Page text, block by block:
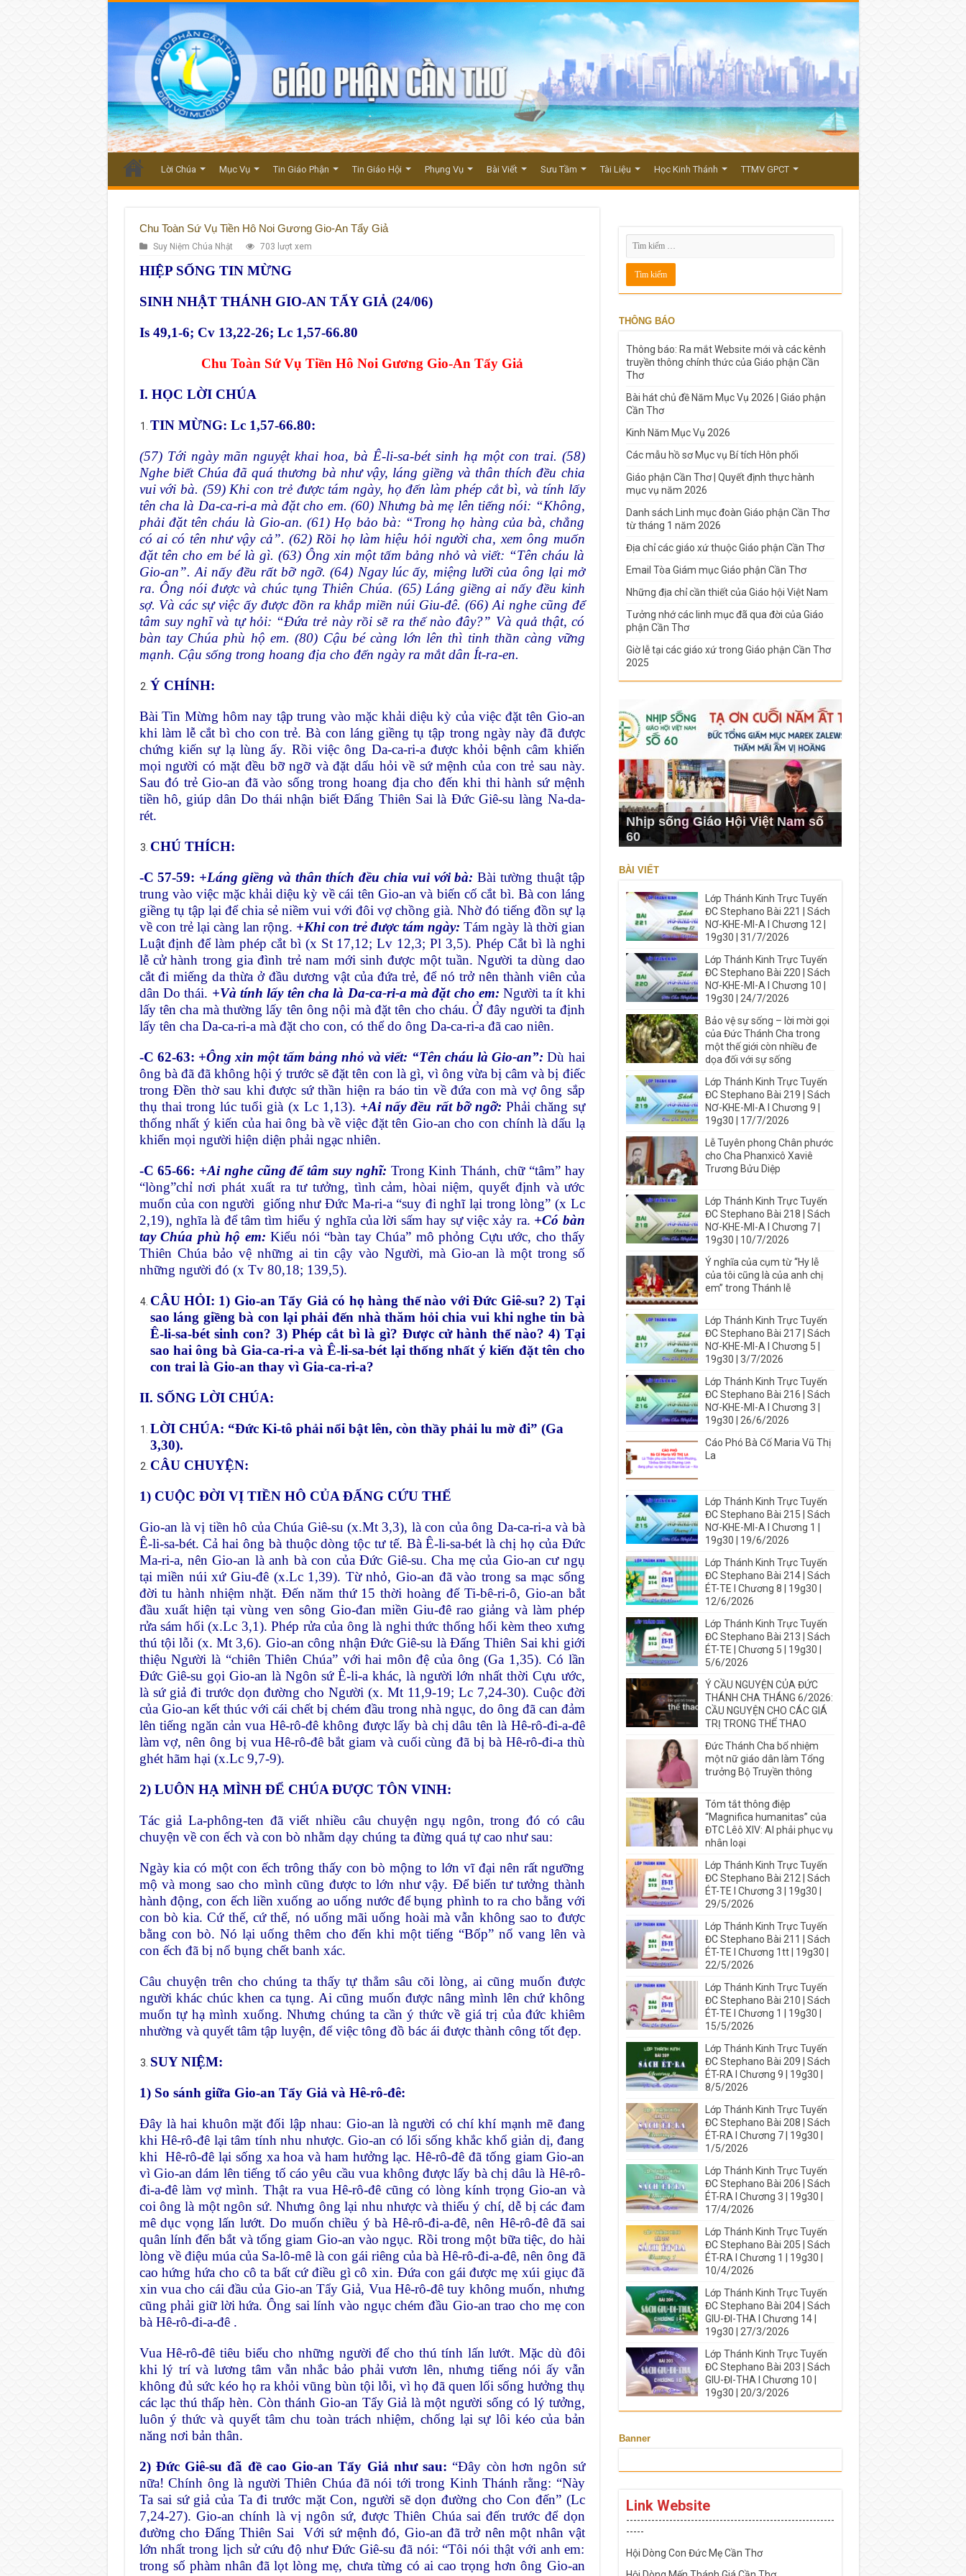
Lời Chúa Mục Vụ Tin Giáo Phận Tin Giáo Hội Phụng Vụ Bài Viết Sưu Tầm Tài Liệu Học Kinh Thánh TTMV GPCT
Chu Toàn Sứ Vụ Tiền Hô Noi Gương Gio-An Tẩy Giả
Suy Niệm Chúa Nhật 703 lượt xem
HIỆP SỐNG TIN MỪNG
SINH NHẬT THÁNH GIO-AN TẨY GIẢ (24/06)
Is 49,1-6; Cv 13,22-26; Lc 1,57-66.80
Chu Toàn Sứ Vụ Tiền Hô Noi Gương Gio-An Tẩy Giả
I. HỌC LỜI CHÚA
TIN MỪNG: Lc 1,57-66.80:
(57) Tới ngày mãn nguyệt khai hoa, bà Ê-li-sa-bét sinh hạ một con trai. (58)
Nghe biết Chúa đã quá thương bà như vậy, láng giềng và thân thích đều chia
vui với bà. (59) Khi con trẻ được tám ngày, họ đến làm phép cắt bì, và tính lấy
tên cha là Da-ca-ri-a mà đặt cho em. (60) Nhưng bà mẹ lên tiếng nói: “Không,
phải đặt tên cháu là Gio-an. (61) Họ bảo bà: “Trong họ hàng của bà, chẳng
có ai có tên như vậy cả”. (62) Rồi họ làm hiệu hỏi người cha, xem ông muốn
đặt tên cho em bé là gì. (63) Ông xin một tấm bảng nhỏ và viết: “Tên cháu là
Gio-an”. Ai nấy đều rất bỡ ngỡ. (64) Ngay lúc ấy, miệng lưỡi của ông lại mở
ra. Ông nói được và chúc tụng Thiên Chúa. (65) Láng giềng ai nấy đều kinh
sợ. Và các sự việc ấy được đồn ra khắp miền núi Giu-đê. (66) Ai nghe cũng để
tâm suy nghĩ và tự hỏi: “Đứa trẻ này rồi sẽ ra thế nào đây?” Và quả thật, có
bàn tay Chúa phù hộ em. (80) Cậu bé càng lớn lên thì tinh thần càng vững
mạnh. Cậu sống trong hoang địa cho đến ngày ra mắt dân Ít-ra-en.
Ý CHÍNH:
Bài Tin Mừng hôm nay tập trung vào mặc khải diệu kỳ của việc đặt tên Gio-an
khi làm lễ cắt bì cho con trẻ. Bà con láng giềng tụ tập trong ngày này đã được
chứng kiến sự lạ lùng ấy. Rồi việc ông Da-ca-ri-a được khỏi bệnh câm khiến
mọi người có mặt đều bỡ ngỡ và đặt dấu hỏi về sứ mệnh của con trẻ sau này.
Sau đó trẻ Gio-an đã vào sống trong hoang địa cho đến khi thi hành sứ mệnh
tiền hô, giúp dân Do thái nhận biết Đấng Thiên Sai là Đức Giê-su làng Na-da-
rét.
CHÚ THÍCH:
-C 57-59: +Láng giềng và thân thích đều chia vui với bà: Bài tường thuật tập
trung vào việc mặc khải diệu kỳ về cái tên Gio-an và biến cố cắt bì. Bà con láng
giềng tụ tập lại để chia sẻ niềm vui với đôi vợ chồng già. Nhờ đó tiếng đồn sự lạ
về con trẻ lại càng lan rộng. +Khi con trẻ được tám ngày: Tám ngày là thời gian
Luật định để làm phép cắt bì (x St 17,12; Lv 12,3; Pl 3,5). Phép Cắt bì là nghi
lễ cử hành trong gia đình trẻ nam mới sinh được một tuần. Người ta dùng dao
cắt đi miếng da thừa ở đầu dương vật của đứa trẻ, để nó trở nên thành viên của
dân Do thái. +Và tính lấy tên cha là Da-ca-ri-a mà đặt cho em: Người ta ít khi
lấy tên cha mà thường lấy tên ông nội mà đặt tên cho cháu. Ở đây người ta định
lấy tên cha Da-ca-ri-a mà đặt cho con, có thể do ông Da-ca-ri-a đã cao niên.
-C 62-63: +Ông xin một tấm bảng nhỏ và viết: “Tên cháu là Gio-an”: Dù hai
ông bà đã đã không hội ý trước sẽ đặt tên con là gì, vì ông vừa bị câm và bị điếc
trong Đền thờ sau khi được sứ thần hiện ra báo tin về đứa con mà vợ ông sắp
thụ thai trong lúc tuổi già (x Lc 1,13). +Ai nấy đều rất bỡ ngỡ: Phải chăng sự
thống nhất ý kiến của hai ông bà về việc đặt tên Gio-an cho con chính là dấu lạ
khiến mọi người hiện diện phải ngạc nhiên.
-C 65-66: +Ai nghe cũng để tâm suy nghĩ: Trong Kinh Thánh, chữ “tâm” hay
“lòng”chỉ nơi phát xuất ra tư tưởng, tình cảm, hòai niệm, quyết định và ước
muốn của con người giống như Đức Ma-ri-a “suy đi nghĩ lại trong lòng” (x Lc
2,19), nghĩa là để tâm tìm hiểu ý nghĩa của lời sấm hay sự việc xảy ra. +Có bàn
tay Chúa phù hộ em: Kiểu nói “bàn tay Chúa” mô phỏng Cựu ước, cho thấy
Thiên Chúa bảo vệ những ai tin cậy vào Người, mà Gio-an là một trong số
những người đó (x Tv 80,18; 139,5).
CÂU HỎI: 1) Gio-an Tẩy Giả có họ hàng thế nào với Đức Giê-su? 2) Tại
sao láng giềng bà con lại phải đến nhà thăm hỏi chia vui khi nghe tin bà
Ê-li-sa-bét sinh con? 3) Phép cắt bì là gì? Được cử hành thế nào? 4) Tại
sao hai ông bà Gia-ca-ri-a và Ê-li-sa-bét lại thống nhất ý kiến đặt tên cho
con trai là Gio-an thay vì Gia-ca-ri-a?
II. SỐNG LỜI CHÚA:
LỜI CHÚA: “Đức Ki-tô phải nổi bật lên, còn thầy phải lu mờ đi” (Ga
3,30).
CÂU CHUYỆN:
1) CUỘC ĐỜI VỊ TIỀN HÔ CỦA ĐẤNG CỨU THẾ
Gio-an là vị tiền hô của Chúa Giê-su (x.Mt 3,3), là con của ông Da-ca-ri-a và bà
Ê-li-sa-bét. Cả hai ông bà thuộc dòng tộc tư tế. Bà Ê-li-sa-bét là chị họ của Đức
Ma-ri-a, nên Gio-an là anh bà con của Đức Giê-su. Cha mẹ của Gio-an cư ngụ
tại miền núi xứ Giu-đê (x.Lc 1,39). Từ nhỏ, Gio-an đã vào trong sa mạc sống
đời tu hành nhiệm nhặt. Đến năm thứ 15 thời hoàng đế Ti-bê-ri-ô, Gio-an bắt
đầu xuất hiện tại vùng ven sông Gio-đan miền Giu-đê rao giảng và làm phép
rửa sám hối (x.Lc 3,1). Phép rửa của ông là nghi thức thống hối kèm theo xưng
thú tội lỗi (x. Mt 3,6). Gio-an công nhận Đức Giê-su là Đấng Thiên Sai khi giới
thiệu Người là “chiên Thiên Chúa” với hai môn đệ của ông (Ga 1,35). Có lần
Đức Giê-su gọi Gio-an là Ngôn sứ Ê-li-a khác, là người lớn nhất thời Cựu ước,
là sứ giả đi trước dọn đường cho Người (x. Mt 11,9-19; Lc 7,24-30). Cuộc đời
của Gio-an kết thúc với cái chết bị chém đầu trong nhà ngục, do ông đã can đảm
lên tiếng ngăn cản vua Hê-rô-đê không được lấy bà chị dâu tên là Hê-rô-đi-a-đê
làm vợ, nên ông bị vua Hê-rô-đê bắt giam và cuối cùng đã bị bà Hê-rô-đi-a thù
ghét hãm hại (x.Lc 9,7-9).
2) LUÔN HẠ MÌNH ĐỂ CHÚA ĐƯỢC TÔN VINH:
Tác giả La-phông-ten đã viết nhiều câu chuyện ngụ ngôn, trong đó có câu
chuyện về con ếch và con bò nhằm dạy chúng ta đừng quá tự cao như sau:
Ngày kia có một con ếch trông thấy con bò mộng to lớn vĩ đại nên rất ngưỡng
mộ và mong sao cho mình cũng được to lớn như vậy. Để biến tư tưởng thành
hành động, con ếch liền xuống ao uống nước để bụng phình to ra cho bằng với
con bò kia. Cứ thế, cứ thế, nó uống mãi uống hoài mà vẫn không sao to được
bằng con bò. Nó lại uống thêm cho đến khi một tiếng “Bốp” nổ vang lên và
con ếch đã bị nổ bụng chết banh xác.
Câu chuyện trên cho chúng ta thấy tự thẳm sâu cõi lòng, ai cũng muốn được
người khác chúc khen ca tụng. Ai cũng muốn được nâng mình lên chứ không
muốn tự hạ mình xuống. Nhưng chúng ta cần ý thức về giá trị của đức khiêm
nhường và quyết tâm tập luyện, để việc tông đồ bác ái được thành công tốt đẹp.
SUY NIỆM:
1) So sánh giữa Gio-an Tẩy Giả và Hê-rô-đê:
Đây là hai khuôn mặt đối lập nhau: Gio-an là người có chí khí mạnh mẽ đang
khi Hê-rô-đê lại tâm tính nhu nhược. Gio-an có lối sống khắc khổ giản dị, đang
khi Hê-rô-đê lại sống xa hoa và ham hưởng lạc. Hê-rô-đê đã tống giam Gio-an
vì Gio-an dám lên tiếng tố cáo yêu cầu vua không được lấy bà chị dâu là Hê-rô-
đi-a-đê làm vợ mình. Thật ra vua Hê-rô-đê cũng có lòng kính trọng Gio-an và
coi ông là một ngôn sứ. Nhưng ông lại nhu nhược và thiếu ý chí, dễ bị các đam
mê dục vọng lấn lướt. Do muốn chiều ý bà Hê-rô-đi-a-đê, nên Hê-rô-đê đã sai
quân lính đến bắt và tống giam Gio-an vào ngục. Rồi trong một bữa tiệc, do hài
lòng về điệu múa của Sa-lô-mê là con gái riêng của bà Hê-rô-đi-a-đê, nên ông đã
cao hứng hứa cho cô ta bất cứ điều gì cô xin. Đứa con gái được mẹ xúi giục đã
xin vua cho cái đầu của Gio-an Tẩy Giả, Vua Hê-rô-đê tuy không muốn, nhưng
cũng phải giữ lời hứa. Ông sai lính vào ngục chém đầu Gio-an trao cho mẹ con
bà Hê-rô-đi-a-đê .
Vua Hê-rô-đê tiêu biểu cho những người để cho thú tính lấn lướt. Mặc dù đôi
khi lý trí và lương tâm vẫn nhắc bảo phải vươn lên, nhưng tiếng nói ấy vẫn
không đủ sức kéo họ ra khỏi vũng bùn tội lỗi, vì họ đã quen lối sống hưởng thụ
các lạc thú thấp hèn. Còn thánh Gio-an Tẩy Giả là một người sống có lý tưởng,
luôn ý thức và quyết tâm chu toàn trách nhiệm, chống lại sự lôi kéo của bản
năng nơi bản thân.
2) Đức Giê-su đã đề cao Gio-an Tẩy Giả như sau: “Đây còn hơn ngôn sứ
nữa! Chính ông là người Thiên Chúa đã nói tới trong Kinh Thánh rằng: “Này
Ta sai sứ giả của Ta đi trước mặt Con, người sẽ dọn đường cho Con đến” (Lc
7,24-27). Gio-an chính là vị ngôn sứ, được Thiên Chúa sai đến trước để dọn
đường cho Đấng Thiên Sai Với sứ mệnh đó, Gio-an đã trở nên một nhân vật
lớn nhất trong lịch sử cứu độ như Đức Giê-su đã nói: “Tôi nói thật với anh em:
trong số phàm nhân đã lọt lòng mẹ, chưa từng có ai cao trọng hơn ông Gio-an
THÔNG BÁO
Thông báo: Ra mắt Website mới và các kênh
truyền thông chính thức của Giáo phận Cần
Thơ
Bài hát chủ đề Năm Mục Vụ 2026 | Giáo phận
Cần Thơ
Kinh Năm Mục Vụ 2026
Các mẫu hồ sơ Mục vụ Bí tích Hôn phối
Giáo phận Cần Thơ | Quyết định thực hành
mục vụ năm 2026
Danh sách Linh mục đoàn Giáo phận Cần Thơ
từ tháng 1 năm 2026
Địa chỉ các giáo xứ thuộc Giáo phận Cần Thơ
Email Tòa Giám mục Giáo phận Cần Thơ
Những địa chỉ cần thiết của Giáo hội Việt Nam
Tưởng nhớ các linh mục đã qua đời của Giáo
phận Cần Thơ
Giờ lễ tại các giáo xứ trong Giáo phận Cần Thơ
2025
Nhịp sống Giáo Hội Việt Nam số
60
BÀI VIẾT
Lớp Thánh Kinh Trực Tuyến
ĐC Stephano Bài 221 | Sách
NƠ-KHE-MI-A I Chương 12 |
19g30 | 31/7/2026
Lớp Thánh Kinh Trực Tuyến
ĐC Stephano Bài 220 | Sách
NƠ-KHE-MI-A I Chương 10 |
19g30 | 24/7/2026
Bảo vệ sự sống – lời mời gọi
của Đức Thánh Cha trong
một thế giới còn nhiều đe
dọa đối với sự sống
Lớp Thánh Kinh Trực Tuyến
ĐC Stephano Bài 219 | Sách
NƠ-KHE-MI-A I Chương 9 |
19g30 | 17/7/2026
Lễ Tuyên phong Chân phước
cho Cha Phanxicô Xaviê
Trương Bửu Diệp
Lớp Thánh Kinh Trực Tuyến
ĐC Stephano Bài 218 | Sách
NƠ-KHE-MI-A I Chương 7 |
19g30 | 10/7/2026
Ý nghĩa của cụm từ “Hy lễ
của tôi cũng là của anh chị
em” trong Thánh lễ
Lớp Thánh Kinh Trực Tuyến
ĐC Stephano Bài 217 | Sách
NƠ-KHE-MI-A I Chương 5 |
19g30 | 3/7/2026
Lớp Thánh Kinh Trực Tuyến
ĐC Stephano Bài 216 | Sách
NƠ-KHE-MI-A I Chương 3 |
19g30 | 26/6/2026
Cáo Phó Bà Cố Maria Vũ Thị
La
Lớp Thánh Kinh Trực Tuyến
ĐC Stephano Bài 215 | Sách
NƠ-KHE-MI-A I Chương 1 |
19g30 | 19/6/2026
Lớp Thánh Kinh Trực Tuyến
ĐC Stephano Bài 214 | Sách
ÉT-TE I Chương 8 | 19g30 |
12/6/2026
Lớp Thánh Kinh Trực Tuyến
ĐC Stephano Bài 213 | Sách
ÉT-TE | Chương 5 | 19g30 |
5/6/2026
Ý CẦU NGUYỆN CỦA ĐỨC
THÁNH CHA THÁNG 6/2026:
CẦU NGUYỆN CHO CÁC GIÁ
TRỊ TRONG THỂ THAO
Đức Thánh Cha bổ nhiệm
một nữ giáo dân làm Tổng
trưởng Bộ Truyền thông
Tóm tắt thông điệp
“Magnifica humanitas” của
ĐTC Lêô XIV: AI phải phục vụ
nhân loại
Lớp Thánh Kinh Trực Tuyến
ĐC Stephano Bài 212 | Sách
ÉT-TE I Chương 3 | 19g30 |
29/5/2026
Lớp Thánh Kinh Trực Tuyến
ĐC Stephano Bài 211 | Sách
ÉT-TE I Chương 1tt | 19g30 |
22/5/2026
Lớp Thánh Kinh Trực Tuyến
ĐC Stephano Bài 210 | Sách
ÉT-TE I Chương 1 | 19g30 |
15/5/2026
Lớp Thánh Kinh Trực Tuyến
ĐC Stephano Bài 209 | Sách
ÉT-RA I Chương 9 | 19g30 |
8/5/2026
Lớp Thánh Kinh Trực Tuyến
ĐC Stephano Bài 208 | Sách
ÉT-RA I Chương 7 | 19g30 |
1/5/2026
Lớp Thánh Kinh Trực Tuyến
ĐC Stephano Bài 206 | Sách
ÉT-RA I Chương 3 | 19g30 |
17/4/2026
Lớp Thánh Kinh Trực Tuyến
ĐC Stephano Bài 205 | Sách
ÉT-RA I Chương 1 | 19g30 |
10/4/2026
Lớp Thánh Kinh Trực Tuyến
ĐC Stephano Bài 204 | Sách
GIU-ĐI-THA I Chương 14 |
19g30 | 27/3/2026
Lớp Thánh Kinh Trực Tuyến
ĐC Stephano Bài 203 | Sách
GIU-ĐI-THA I Chương 10 |
19g30 | 20/3/2026
Banner
Link Website
----------------------------------------------------------
-----
Hội Dòng Con Đức Mẹ Cần Thơ